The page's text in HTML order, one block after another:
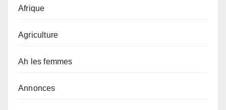
Afrique
Agriculture
Ah les femmes
Annonces